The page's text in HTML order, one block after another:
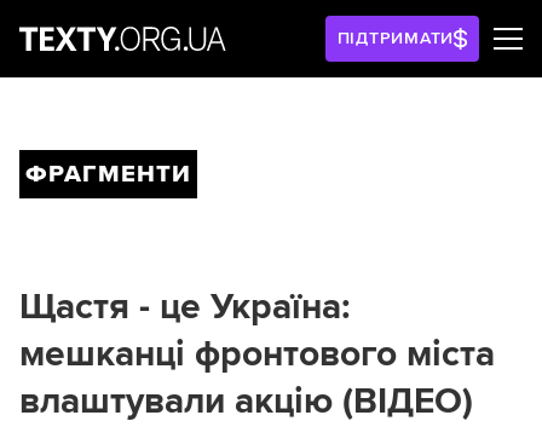
ПІДТРИМАТИ
ФРАГМЕНТИ
Щастя - це Україна:
мешканці фронтового міста
влаштували акцію (ВІДЕО)